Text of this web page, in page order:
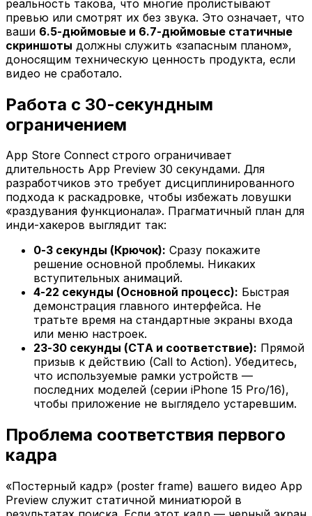
реальность такова, что многие пролистывают
превью или смотрят их без звука. Это означает, что
ваши 6.5-дюймовые и 6.7-дюймовые статичные
скриншоты должны служить «запасным планом»,
доносящим техническую ценность продукта, если
видео не сработало.
Работа с 30-секундным
ограничением
App Store Connect строго ограничивает
длительность App Preview 30 секундами. Для
разработчиков это требует дисциплинированного
подхода к раскадровке, чтобы избежать ловушки
«раздувания функционала». Прагматичный план для
инди-хакеров выглядит так:
0-3 секунды (Крючок): Сразу покажите
решение основной проблемы. Никаких
вступительных анимаций.
4-22 секунды (Основной процесс): Быстрая
демонстрация главного интерфейса. Не
тратьте время на стандартные экраны входа
или меню настроек.
23-30 секунды (CTA и соответствие): Прямой
призыв к действию (Call to Action). Убедитесь,
что используемые рамки устройств —
последних моделей (серии iPhone 15 Pro/16),
чтобы приложение не выглядело устаревшим.
Проблема соответствия первого
кадра
«Постерный кадр» (poster frame) вашего видео App
Preview служит статичной миниатюрой в